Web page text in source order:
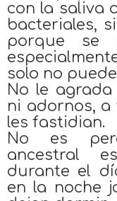
con la saliva
bacteriales,
porque se
solo no
No le
ni adornos, a
les fastidian.
No es
ancestral
durante el
en la noche